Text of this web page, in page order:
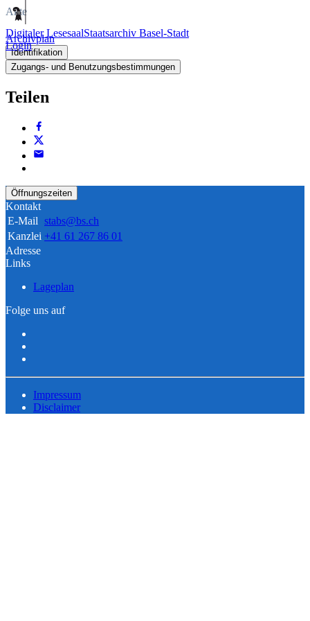
Digitaler LesesaalStaatsarchiv Basel-Stadt
Login
Akte
Archivplan
Identifikation
Zugangs- und Benutzungsbestimmungen
Teilen
Öffnungszeiten
Kontakt
E-Mail stabs@bs.ch
Kanzlei +41 61 267 86 01
Adresse
Links
Lageplan
Folge uns auf
Impressum
Disclaimer